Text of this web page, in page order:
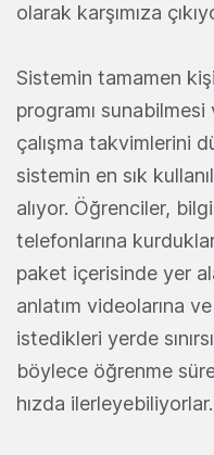
olarak karşımıza
Sistemin tamamen
programı
çalışma takvimlerini
sistemin en sık
alıyor. Öğrenciler,
telefonlarına
paket içerisinde yer
anlatım videolarına
istedikleri yerde
böylece öğrenme
hızda ilerleyebiliyorlar.